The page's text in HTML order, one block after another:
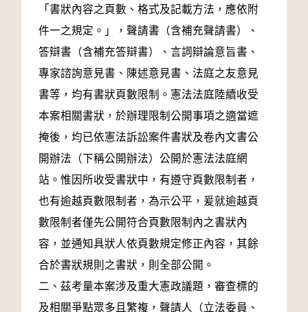
「書狀內容之頁數、格式及記載方法，應依附
件一之規定。」，聲請書（含補充聲請書）、
答辯書（含補充答辯書）、言詞辯論意旨書、
專家諮詢意見書、陳述意見書、法庭之友意見
書等，均有書狀頁數限制。憲法法庭陸續收受
本案相關書狀，於辦理限制公開事項之適當遮
掩後，均已依憲法訴訟案件書狀及卷內文書公
開辦法（下稱公開辦法）公開於憲法法庭網
站。惟因所收受書狀中，有遵守頁數限制者，
也有逾越頁數限制者，為示公平，爰就逾越頁
數限制者僅先公開符合頁數限制內之書狀內
容，並通知具狀人依頁數規定修正內容，其餘
合於書狀規則之書狀，則全部公開。
二、茲考量本案涉及重大憲政議題，審查標的
及相關爭點眾多且繁複，聲請人（立法委員、